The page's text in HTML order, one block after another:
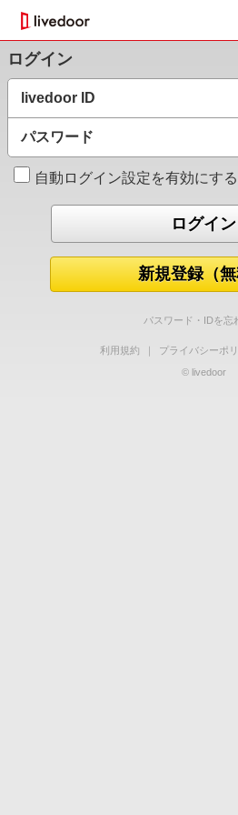
ログイン
livedoor ID
パスワード
自動ログイン設定を有効にする
新規登録（
パスワード・IDを忘
利用規約 ｜ プライバシーポ
© livedoor